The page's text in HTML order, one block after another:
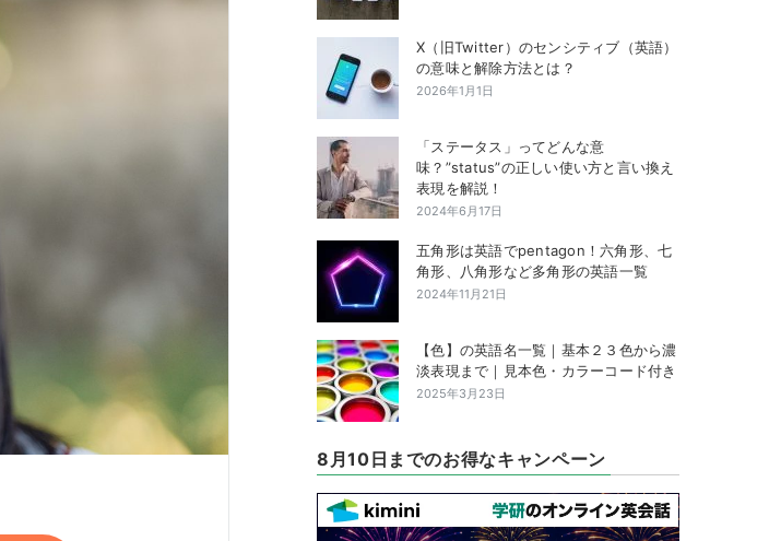
X（旧Twitter）のセンシティブ（英語）
の意味と解除方法とは？
2026年1月1日
「ステータス」ってどんな意
味？”status”の正しい使い方と言い換え
表現を解説！
2024年6月17日
五角形は英語でpentagon！六角形、七
角形、八角形など多角形の英語一覧
2024年11月21日
【色】の英語名一覧｜基本２３色から濃
淡表現まで｜見本色・カラーコード付き
2025年3月23日
8月10日までのお得なキャンペーン